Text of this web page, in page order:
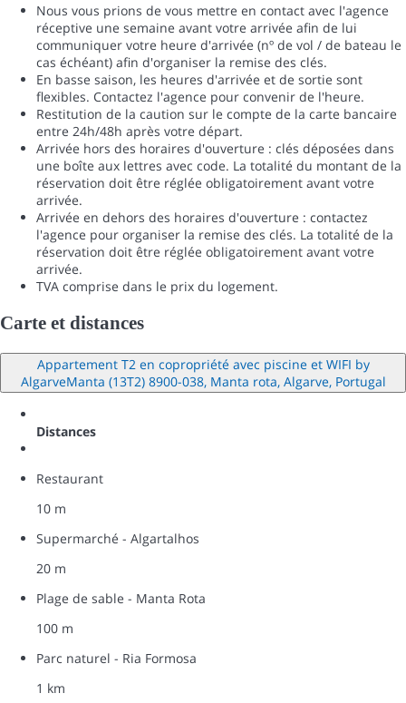
Nous vous prions de vous mettre en contact avec l'agence
réceptive une semaine avant votre arrivée afin de lui
communiquer votre heure d'arrivée (nº de vol / de bateau le
cas échéant) afin d'organiser la remise des clés.
En basse saison, les heures d'arrivée et de sortie sont
flexibles. Contactez l'agence pour convenir de l'heure.
Restitution de la caution sur le compte de la carte bancaire
entre 24h/48h après votre départ.
Arrivée hors des horaires d'ouverture : clés déposées dans
une boîte aux lettres avec code. La totalité du montant de la
réservation doit être réglée obligatoirement avant votre
arrivée.
Arrivée en dehors des horaires d'ouverture : contactez
l'agence pour organiser la remise des clés. La totalité de la
réservation doit être réglée obligatoirement avant votre
arrivée.
TVA comprise dans le prix du logement.
Carte et distances
Appartement T2 en copropriété avec piscine et WIFI by
AlgarveManta (13T2) 8900-038, Manta rota, Algarve, Portugal
Distances
Restaurant
10 m
Supermarché - Algartalhos
20 m
Plage de sable - Manta Rota
100 m
Parc naturel - Ria Formosa
1 km